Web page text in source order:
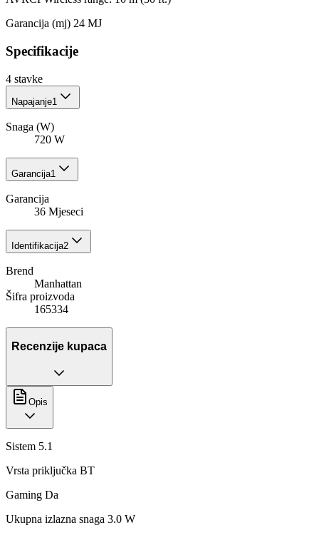
Garancija (mj) 24 MJ
Specifikacije
4 stavke
Napajanje1
Snaga (W)
720 W
Garancija1
Garancija
36 Mjeseci
Identifikacija2
Brend
Manhattan
Šifra proizvoda
165334
Recenzije kupaca
Opis
Sistem 5.1
Vrsta priključka BT
Gaming Da
Ukupna izlazna snaga 3.0 W